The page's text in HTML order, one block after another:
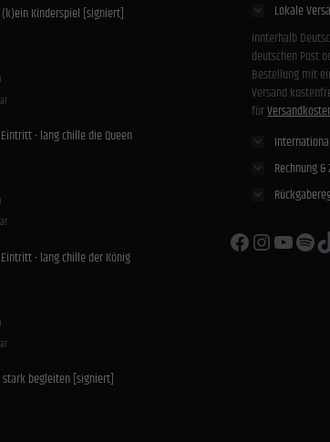
Kinderspiel [signiert]
- lang chille die Queen
- lang chille der König
stark begleiten [signiert]
Lokale
Innterhalb
deutschen Post
Bestellung mit
Versand
für
Rechnung
Facebook
Instagram